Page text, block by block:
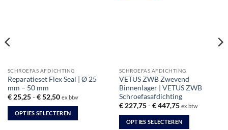
SCHROEFAS AFDICHTING
Reparatieset Flex Seal | Ø 25
mm – 50 mm
€25,25 - €52,50Prijsklasse:
tot
€ 52,50
ex btw
OPTIES SELECTEREN
SCHROEFAS AFDICHTING
VETUS ZWB Zwevend
Binnenlager | VETUS ZWB
Schroefasafdichting
€227,75 - €447,75Prijsklasse:
tot
€ 447,75
ex btw
OPTIES SELECTEREN